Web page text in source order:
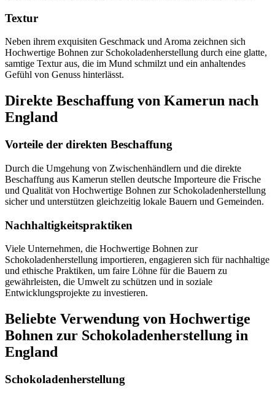
Textur
Neben ihrem exquisiten Geschmack und Aroma zeichnen sich
Hochwertige Bohnen zur Schokoladenherstellung durch eine glatte,
samtige Textur aus, die im Mund schmilzt und ein anhaltendes
Gefühl von Genuss hinterlässt.
Direkte Beschaffung von Kamerun nach
England
Vorteile der direkten Beschaffung
Durch die Umgehung von Zwischenhändlern und die direkte
Beschaffung aus Kamerun stellen deutsche Importeure die Frische
und Qualität von Hochwertige Bohnen zur Schokoladenherstellung
sicher und unterstützen gleichzeitig lokale Bauern und Gemeinden.
Nachhaltigkeitspraktiken
Viele Unternehmen, die Hochwertige Bohnen zur
Schokoladenherstellung importieren, engagieren sich für nachhaltige
und ethische Praktiken, um faire Löhne für die Bauern zu
gewährleisten, die Umwelt zu schützen und in soziale
Entwicklungsprojekte zu investieren.
Beliebte Verwendung von Hochwertige
Bohnen zur Schokoladenherstellung in
England
Schokoladenherstellung